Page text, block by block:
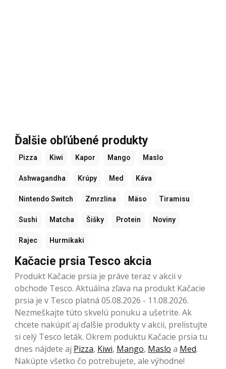
Ďalšie obľúbené produkty
Pizza Kiwi Kapor Mango Maslo
Ashwagandha Krúpy Med Káva
Nintendo Switch Zmrzlina Mäso Tiramisu
Sushi Matcha Šišky Protein Noviny
Rajec Hurmikaki
Kačacie prsia Tesco akcia
Produkt Kačacie prsia je práve teraz v akcii v
obchode Tesco. Aktuálna zľava na produkt Kačacie
prsia je v Tesco platná 05.08.2026 - 11.08.2026.
Nezmeškajte túto skvelú ponuku a ušetrite. Ak
chcete nakúpiť aj ďalšie produkty v akcii, prelistujte
si celý Tesco leták. Okrem poduktu Kačacie prsia tu
dnes nájdete aj Pizza, Kiwi, Mango, Maslo a Med.
Nakúpte všetko čo potrebujete, ale výhodne!